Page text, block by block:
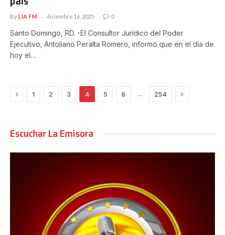
ByLIA FM diciembre 16, 2025 0
Santo Domingo, RD. -El Consultor Jurídico del Poder
Ejecutivo, Antoliano Peralta Romero, informó que en el día de
hoy el…
Previous
1 2 3 4 5 6 … 254 Next
Escuchar La Emisora